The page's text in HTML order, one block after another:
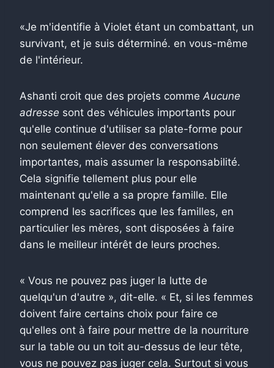
«Je m'identifie à Violet étant un combattant, un
survivant, et je suis déterminé. en vous-même
de l'intérieur.
Ashanti croit que des projets comme Aucune
adresse sont des véhicules importants pour
qu'elle continue d'utiliser sa plate-forme pour
non seulement élever des conversations
importantes, mais assumer la responsabilité.
Cela signifie tellement plus pour elle
maintenant qu'elle a sa propre famille. Elle
comprend les sacrifices que les familles, en
particulier les mères, sont disposées à faire
dans le meilleur intérêt de leurs proches.
« Vous ne pouvez pas juger la lutte de
quelqu'un d'autre », dit-elle. « Et, si les femmes
doivent faire certains choix pour faire ce
qu'elles ont à faire pour mettre de la nourriture
sur la table ou un toit au-dessus de leur tête,
vous ne pouvez pas juger cela. Surtout si vous